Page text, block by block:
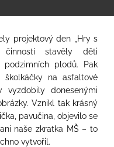
projektový den „Hry s
činností stavěly děti
plodů. Pak
na asfaltové
vyzdobily donesenými
Vznikl tak krásný
pavučina, objevilo se
naše zkratka MŠ – to
vytvořil.